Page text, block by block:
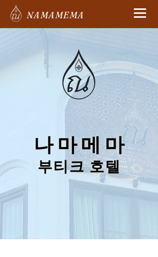
NAMAMEMA
나마메마
나마메마
부티크 호텔
부티크 호텔